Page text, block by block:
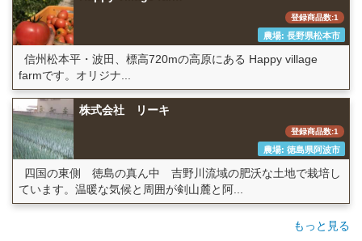
登録商品数:1
農場: 長野県松本市
信州松本平・波田、標高720mの高原にある Happy village
farmです。オリジナ...
株式会社 リーキ
登録商品数:1
農場: 徳島県阿波市
四国の東側 徳島の真ん中 吉野川流域の肥沃な土地で栽培し
ています。温暖な気候と周囲が剣山麓と阿...
もっと見る